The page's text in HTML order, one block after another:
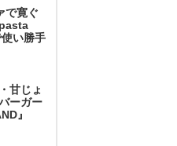
で寛ぐ
い勝手
甘じょ
ーガー
』